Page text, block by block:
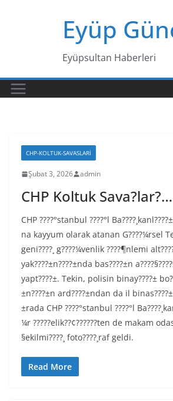
Eyüp
Eyüpsultan Haberleri
CHP-KOLTUK-SAVASLARI
Şubat 3, 2026 admin
CHP Koltuk Sava?lar?…
CHP ????°stanbul ????°l
na kayyum olarak atanan G????¼rsel
geni????¸ g????¼venlik ????¶nlemi
yak????±n????±nda bas????±n
yapt????±. Tekin, polisin binay????±
±n????±n ard????±ndan da il
±rada CHP ????°stanbul ????°l
¼r ?????elik??¢??????ten de makam
§ekilmi????¸ foto????¸raf geldi.
Read More